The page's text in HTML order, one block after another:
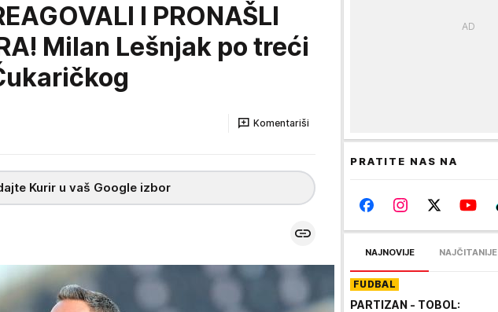
I PRONAŠLI
Milan Lešnjak po treći
Komentariši
Kurir u vaš Google izbor
PRATITE NAS NA
NAJNOVIJE NAJČITANIJE
FUDBAL
PARTIZAN - TOBOL: